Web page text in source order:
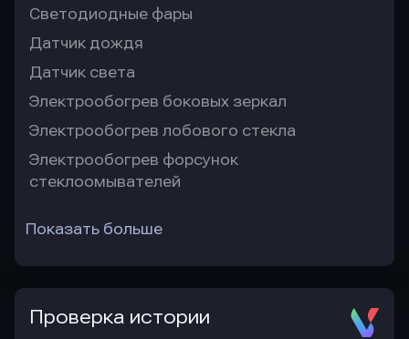
Светодиодные фары
Датчик дождя
Датчик света
Электрообогрев боковых зеркал
Электрообогрев лобового стекла
Электрообогрев форсунок
стеклоомывателей
Показать больше
Проверка истории